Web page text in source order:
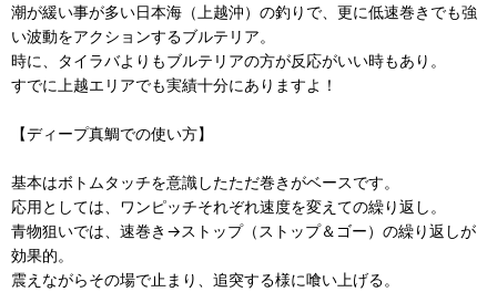
潮が緩い事が多い日本海（上越沖）の釣りで、更に低速巻きでも強
い波動をアクションするブルテリア。
時に、タイラバよりもブルテリアの方が反応がいい時もあり。
すでに上越エリアでも実績十分にありますよ！
【ディープ真鯛での使い方】
基本はボトムタッチを意識したただ巻きがベースです。
応用としては、ワンピッチそれぞれ速度を変えての繰り返し。
青物狙いでは、速巻き→ストップ（ストップ＆ゴー）の繰り返しが
効果的。
震えながらその場で止まり、追突する様に喰い上げる。